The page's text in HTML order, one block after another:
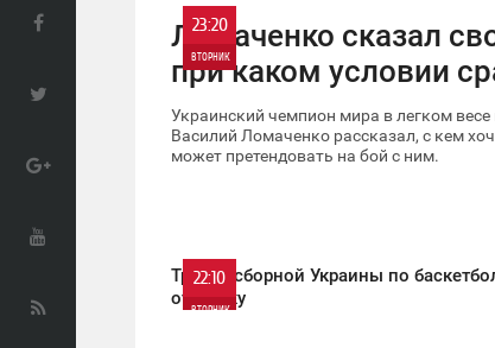
23:20
ВТОРНИК
681
Ломаченко сказал
при каком условии
Украинский чемпион мира в легком весе
Василий Ломаченко рассказал, с кем
может претендовать на бой с ним.
22:10
ВТОРНИК
Тренер сборной Украины по
отставку